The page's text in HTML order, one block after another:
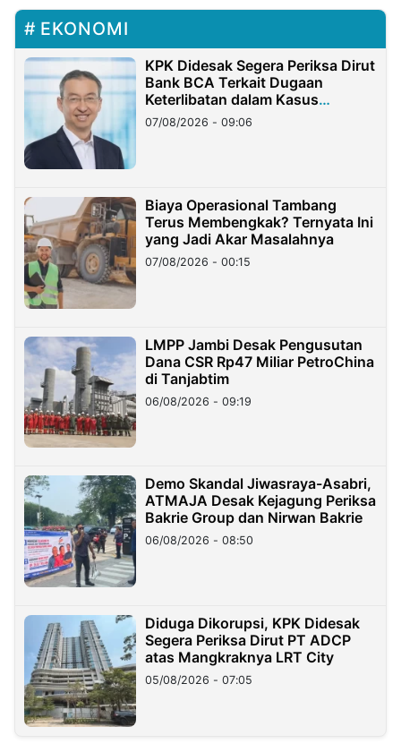
EKONOMI
KPK Didesak Segera Periksa Dirut
Bank BCA Terkait Dugaan
Keterlibatan dalam Kasus
Hilangnya Dana Nasabah Rp2,58
Miliar
07/08/2026 - 09:06
Biaya Operasional Tambang
Terus Membengkak? Ternyata Ini
yang Jadi Akar Masalahnya
07/08/2026 - 00:15
LMPP Jambi Desak Pengusutan
Dana CSR Rp47 Miliar PetroChina
di Tanjabtim
06/08/2026 - 09:19
Demo Skandal Jiwasraya-Asabri,
ATMAJA Desak Kejagung Periksa
Bakrie Group dan Nirwan Bakrie
06/08/2026 - 08:50
Diduga Dikorupsi, KPK Didesak
Segera Periksa Dirut PT ADCP
atas Mangkraknya LRT City
05/08/2026 - 07:05